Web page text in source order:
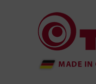
springen